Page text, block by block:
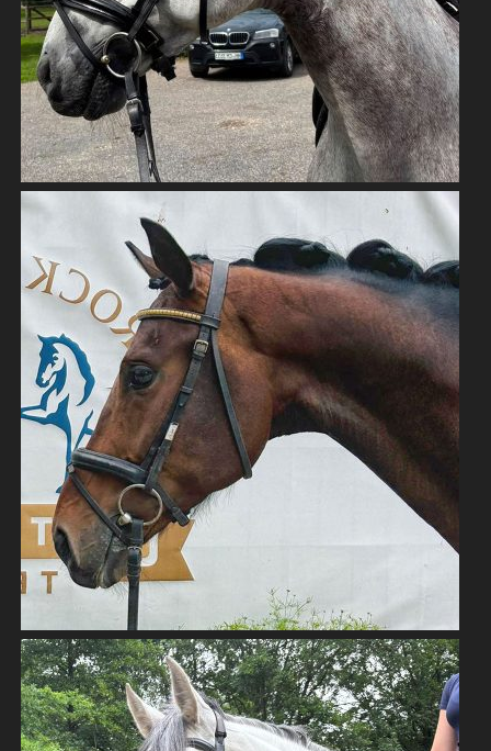
NACHWUCHSTALENT V. DYNAMIC DREAM
WARMBLÜTER